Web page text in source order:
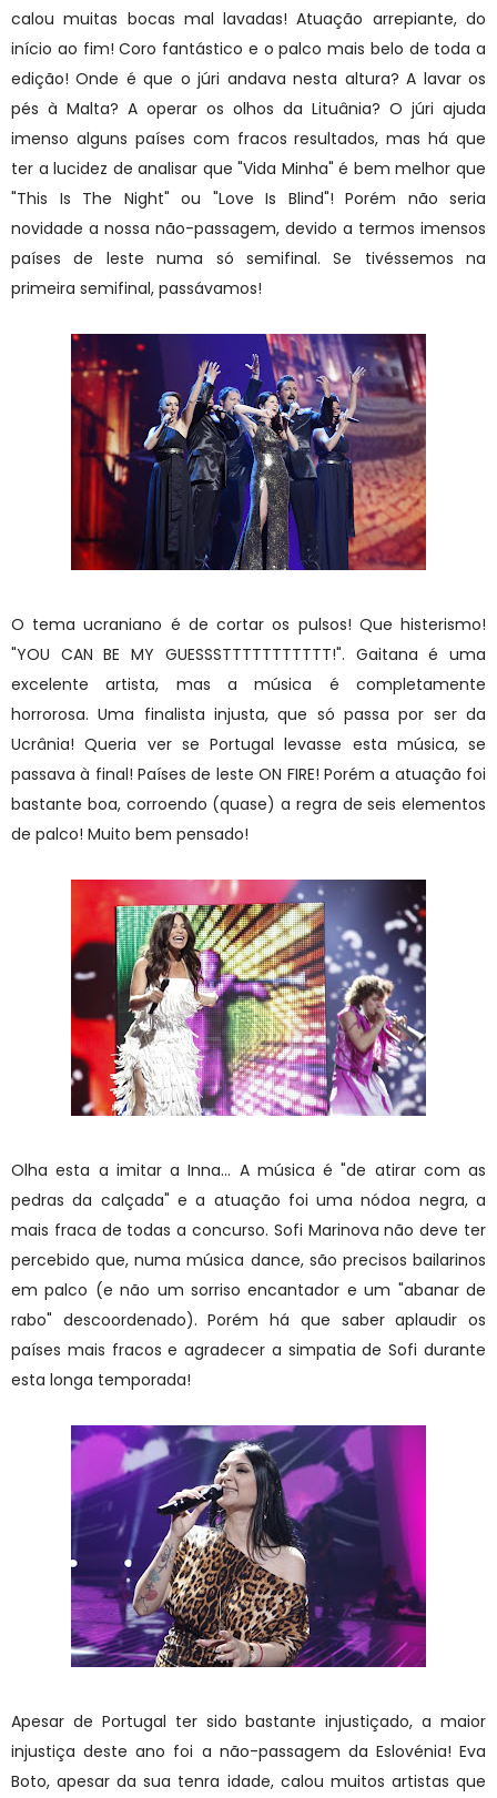
calou muitas bocas mal lavadas! Atuação arrepiante, do
início ao fim! Coro fantástico e o palco mais belo de toda a
edição! Onde é que o júri andava nesta altura? A lavar os
pés à Malta? A operar os olhos da Lituânia? O júri ajuda
imenso alguns países com fracos resultados, mas há que
ter a lucidez de analisar que "Vida Minha" é bem melhor que
"This Is The Night" ou "Love Is Blind"! Porém não seria
novidade a nossa não-passagem, devido a termos imensos
países de leste numa só semifinal. Se tivéssemos na
primeira semifinal, passávamos!
O tema ucraniano é de cortar os pulsos! Que histerismo!
"YOU CAN BE MY GUESSSTTTTTTTTTTT!". Gaitana é uma
excelente artista, mas a música é completamente
horrorosa. Uma finalista injusta, que só passa por ser da
Ucrânia! Queria ver se Portugal levasse esta música, se
passava à final! Países de leste ON FIRE! Porém a atuação foi
bastante boa, corroendo (quase) a regra de seis elementos
de palco! Muito bem pensado!
Olha esta a imitar a Inna... A música é "de atirar com as
pedras da calçada" e a atuação foi uma nódoa negra, a
mais fraca de todas a concurso. Sofi Marinova não deve ter
percebido que, numa música dance, são precisos bailarinos
em palco (e não um sorriso encantador e um "abanar de
rabo" descoordenado). Porém há que saber aplaudir os
países mais fracos e agradecer a simpatia de Sofi durante
esta longa temporada!
Apesar de Portugal ter sido bastante injustiçado, a maior
injustiça deste ano foi a não-passagem da Eslovénia! Eva
Boto, apesar da sua tenra idade, calou muitos artistas que